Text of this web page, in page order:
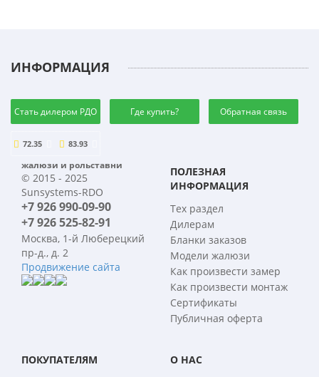
ИНФОРМАЦИЯ
Стать дилером РДО Где купить? Обратная связь
72.35 83.93
жалюзи и рольставни
© 2015 - 2025
Sunsystems-RDO
+7 926 990-09-90
+7 926 525-82-91
Москва, 1-й Люберецкий
пр-д., д. 2
Продвижение сайта
ПОЛЕЗНАЯ
ИНФОРМАЦИЯ
Тех раздел
Дилерам
Бланки заказов
Модели жалюзи
Как произвести замер
Как произвести монтаж
Сертификаты
Публичная оферта
ПОКУПАТЕЛЯМ
О НАС